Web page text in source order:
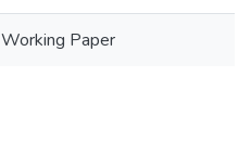
Working Paper